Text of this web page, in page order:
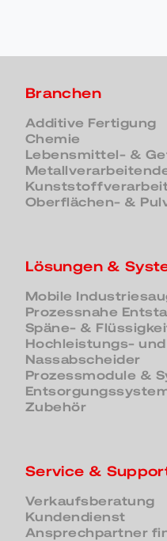
Branchen
Additive Fertigung
Chemie
Lebensmittel- &
Oberflächen- &
Lösungen &
Mobile
Prozessnahe
Späne- &
Hochleistungs-
Nassabscheider
Prozessmodule &
Zubehör
Service &
Verkaufsberatung
Kundendienst
Ansprechpartner